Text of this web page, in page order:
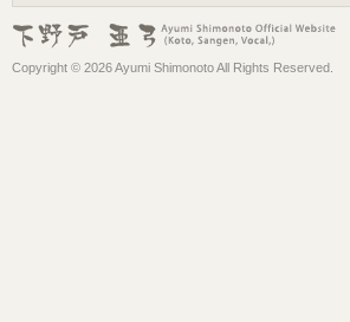
Copyright © 2026 Ayumi Shimonoto All Rights Reserved.